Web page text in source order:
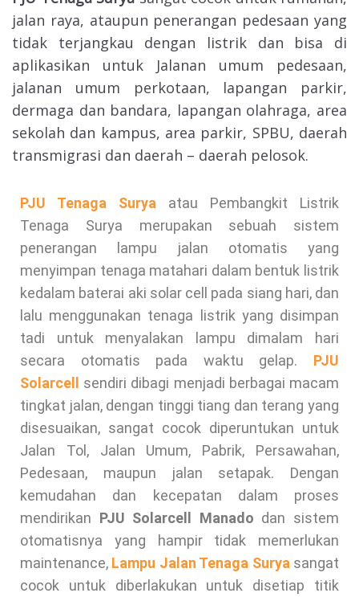
jalan raya, ataupun penerangan pedesaan yang
tidak terjangkau dengan listrik dan bisa di
aplikasikan untuk Jalanan umum pedesaan,
jalanan umum perkotaan, lapangan parkir,
dermaga dan bandara, lapangan olahraga, area
sekolah dan kampus, area parkir, SPBU, daerah
transmigrasi dan daerah – daerah pelosok.
PJU Tenaga Surya
atau Pembangkit Listrik
Tenaga Surya merupakan sebuah sistem
penerangan lampu jalan otomatis yang
menyimpan tenaga matahari dalam bentuk listrik
kedalam baterai aki solar cell pada siang hari, dan
lalu menggunakan tenaga listrik yang disimpan
tadi untuk menyalakan lampu dimalam hari
secara otomatis pada waktu gelap. PJU
Solarcell
sendiri dibagi menjadi berbagai macam
tingkat jalan, dengan tinggi tiang dan terang yang
disesuaikan, sangat cocok diperuntukan untuk
Jalan Tol, Jalan Umum, Pabrik, Persawahan,
Pedesaan, maupun jalan setapak. Dengan
kemudahan dan kecepatan dalam proses
mendirikan PJU Solarcell Manado dan sistem
otomatisnya yang hampir tidak memerlukan
maintenance, Lampu Jalan Tenaga Surya sangat
cocok untuk diberlakukan untuk disetiap titik